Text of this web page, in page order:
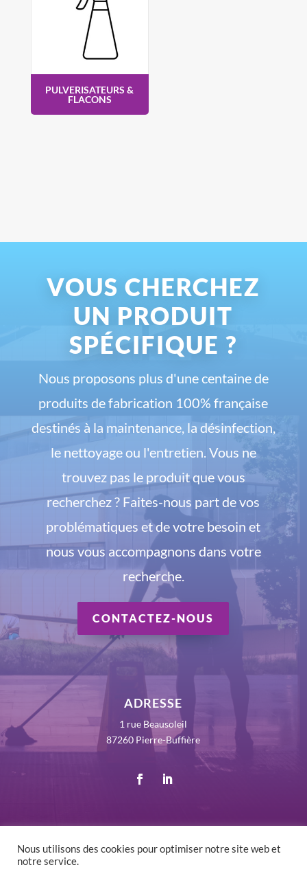
PULVERISATEURS &
FLACONS
VOUS CHERCHEZ
UN PRODUIT
SPÉCIFIQUE ?
Nous proposons plus d'une centaine de
produits de fabrication 100% française
destinés à la maintenance, la désinfection,
le nettoyage ou l'entretien. Vous ne
trouvez pas le produit que vous
recherchez ? Faites-nous part de vos
problématiques et de votre besoin et
nous vous accompagnons dans votre
recherche.
CONTACTEZ-NOUS
ADRESSE
1 rue Beausoleil
87260 Pierre-Buffière
©2026 RLV France - Tous droits réservés -
Nous utilisons des cookies pour optimiser notre site web et
notre service.